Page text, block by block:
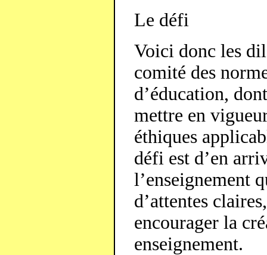
Le défi
Voici donc les
comité des
d’éducation,
mettre en
éthiques
défi est d’en
l’enseignement
d’attentes
encourager la
enseignement.